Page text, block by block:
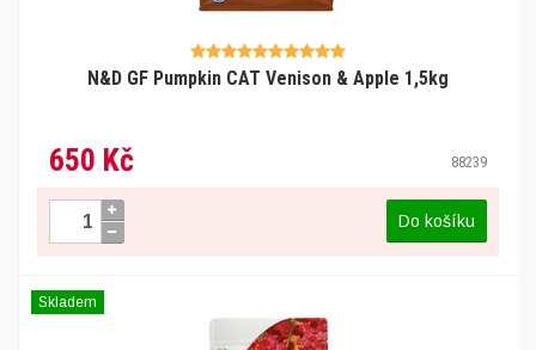
N&D GF Pumpkin CAT Venison & Apple 1,5kg
650 Kč 88239
Do košíku
Skladem